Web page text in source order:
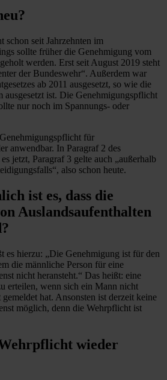
schon seit Jahrzehnten im
sollte früher die Genehmigung vom
werden. Erst seit August 2019 steht
der Bundeswehr“. Außerdem war
ab 2011 ausgesetzt, so wie die
ausgesetzt ist. Die Genehmigungspflicht
nur noch im Spannungs- oder
für
anwendbar. In Paragraf 2 des
jetzt, Paragraf 3 gelte auch „außerhalb
also schon heute.
ist es, dass die
Auslandsaufenthalten
es hierzu: „Die Genehmigung ist für den
die männliche Person für eine
nicht heransteht.“ Das heißt: eine
erteilen, wenn sich ein Mann nicht
hat. Ansonsten ist derzeit keine
möglich, denn die Wehrpflicht ist
wieder